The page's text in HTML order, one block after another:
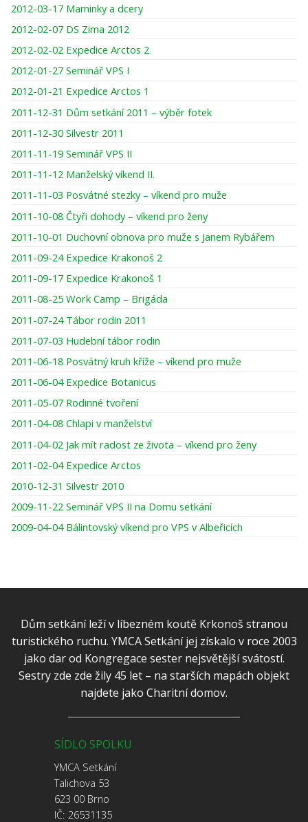
2012-03-17 Maminky a dcery
2012-02-07 DS Zima 2012
2012-02-02 Expedice Arctos 2
2012-01-27 Seminář VPS I
2012-01-21 Expedice Arctos 1
2011-12-31 Dům setkání 2011 – výběr fotek
2011-12-30 Silvestr 2011
2011-11-19 Seminář VPS II
2011-11-12 Manželský víkend II.
2011-11-03 Posvátné stezky – víkend pro muže
2011-10-08 Čtyři dohody – víkend pro ženy
2011-10-01 Duchovní obnova pro muže s Janem Rybářem
2011-09-24 Expedice Krakonoš 2
2011-09-17 Expedice Krakonoš 1
2011-08-25 Work Camp – Brigáda
2011-07-24 Tábor rodin 2011
2011-07-03 Hudební tábor rodin
2011-06-18 Posvátný kruh kříže – víkend pro muže
2011-06-04 Expedice Botanicus
2011-05-07 Rodinné tvoření
2011-04-08 Chlapi v manželství
2011-04-02 Jak mít radost ze života – víkend pro ženy
2011-02-04 Expedice Arctos
2010-12-31 Silvestr 2010
2009-11-22 Seminář VPS II na Domu setkání
2009-04-04 Bálintovský víkend pro VPS v Albeřicích
Dům setkání leží v líbezném koutě Krkonoš stranou
turistického ruchu. YMCA Setkání jej získalo v roce 2003
jako dar od Kongregace sester nejsvětější svátostí.
Sestry zde zde žily 45 let – na starších mapách objekt
najdete jako Charitní domov.
SÍDLO SPOLKU
YMCA Setkání
Talichova 53
623 00 Brno
IČ: 26531135